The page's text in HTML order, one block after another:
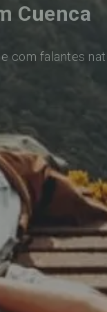
Cuenca
com falantes